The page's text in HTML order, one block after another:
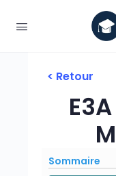
< Retour
Sommaire